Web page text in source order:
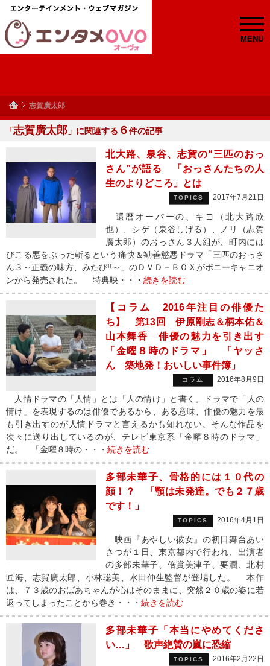
MENU
志賀廣太郎
「志賀廣太郎 」に関連する ６件の記事
北大路、泉谷、志賀の“三匹のおっ
さん”が語る 「おっさんたちの人
生のよりどころ」とは
TOPICS 2017年7月21日
還暦オーバーの、キヨ（北大路欣
也）、シゲ（泉谷しげる）、ノリ（志賀
廣太郎）のおっさん３人組が、町内には
びこる悪をぶった斬るという痛快＆勧善懲悪ドラマ「三匹のおっさ
ん３～正義の味方、みたび!!～」のＤＶＤ－ＢＯＸがポニーキャニオ
ンから発売された。 特典映・・・ 続きを読む
【コラム 2016年注目の俳優た
ち】 第13回 伊原剛志＆柄本佑＆
山本舞香 俳優の魅力を引き出す
「金曜８時のドラマ」 「ヤッさ
ん 築地発！おいしい事件簿」
コラム 2016年8月9日
人情ドラマの「人情」とは「人の情け」と書く。ドラマで「人の
情け」を表現するのは俳優であるから、ある意味、俳優の魅力を最
も引き出すのが人情ドラマと言えるかも知れない。そんな作品を
次々に送り出しているのが、テレビ東京系「金曜８時のドラマ」
だ。 「金曜８時の・・・ 続きを読む
多部未華子、骨格的には１０代の
顔！？ 「顎は未発達。でも２７歳
です！」
TOPICS 2016年4月1日
映画『あやしい彼女』の初日舞台あい
さつが１日、東京都内で行われ、出演者
の多部未華子、倍賞美津子、要潤、北村
匠海、志賀廣太郎、小林聡美、水田伸生監督が登場した。 本作
は、７３歳のおばあちゃんが心はそのままに、突然２０歳の姿に若
返ってしまったことから巻き・・・ 続きを読む
多部未華子「本当にやめてくださ
い…」 歌声絶賛の嵐に恐縮
TOPICS 2016年2月22日